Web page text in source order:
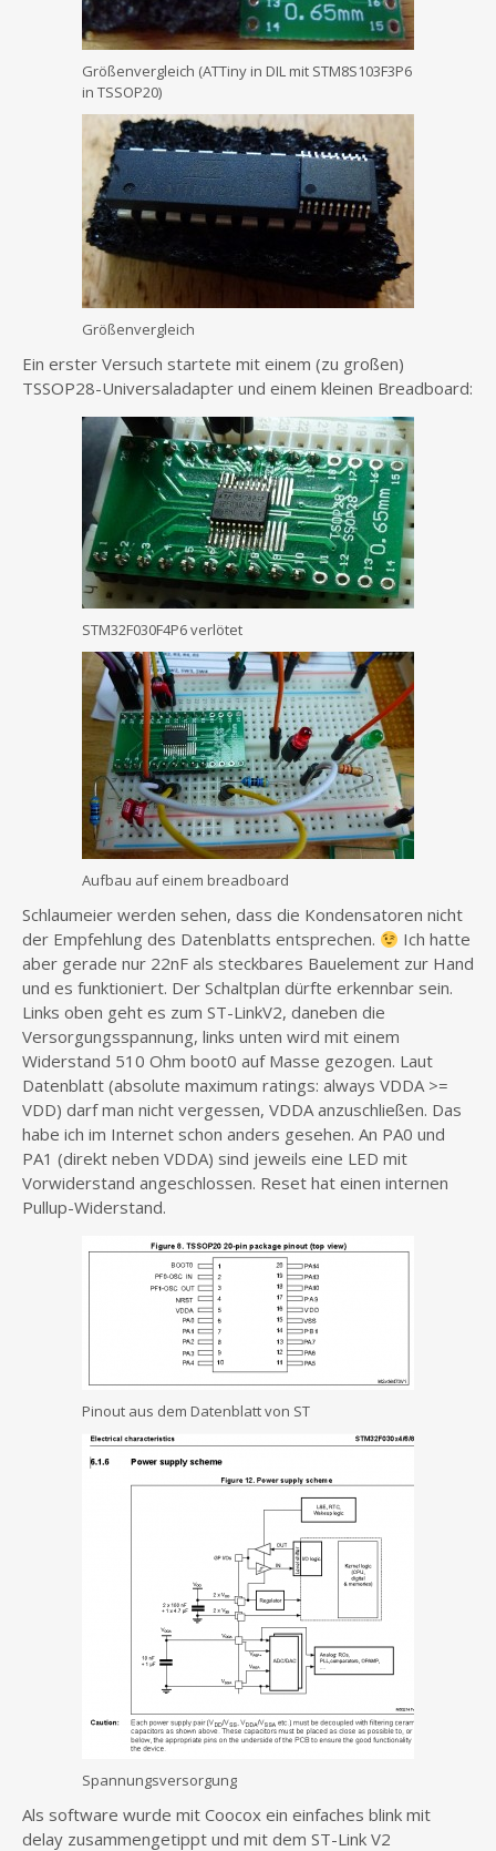
Größenvergleich (ATTiny in DIL mit STM8S103F3P6
in TSSOP20)
Größenvergleich
Ein erster Versuch startete mit einem (zu großen)
TSSOP28-Universaladapter und einem kleinen Breadboard:
STM32F030F4P6 verlötet
Aufbau auf einem breadboard
Schlaumeier werden sehen, dass die Kondensatoren nicht
der Empfehlung des Datenblatts entsprechen.
Ich hatte
aber gerade nur 22nF als steckbares Bauelement zur Hand
und es funktioniert. Der Schaltplan dürfte erkennbar sein.
Links oben geht es zum ST-LinkV2, daneben die
Versorgungsspannung, links unten wird mit einem
Widerstand 510 Ohm boot0 auf Masse gezogen. Laut
Datenblatt (absolute maximum ratings: always VDDA >=
VDD) darf man nicht vergessen, VDDA anzuschließen. Das
habe ich im Internet schon anders gesehen. An PA0 und
PA1 (direkt neben VDDA) sind jeweils eine LED mit
Vorwiderstand angeschlossen. Reset hat einen internen
Pullup-Widerstand.
Pinout aus dem Datenblatt von ST
Spannungsversorgung
Als software wurde mit Coocox ein einfaches blink mit
delay zusammengetippt und mit dem ST-Link V2